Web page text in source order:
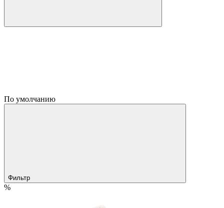
По умолчанию
Фильтр
%